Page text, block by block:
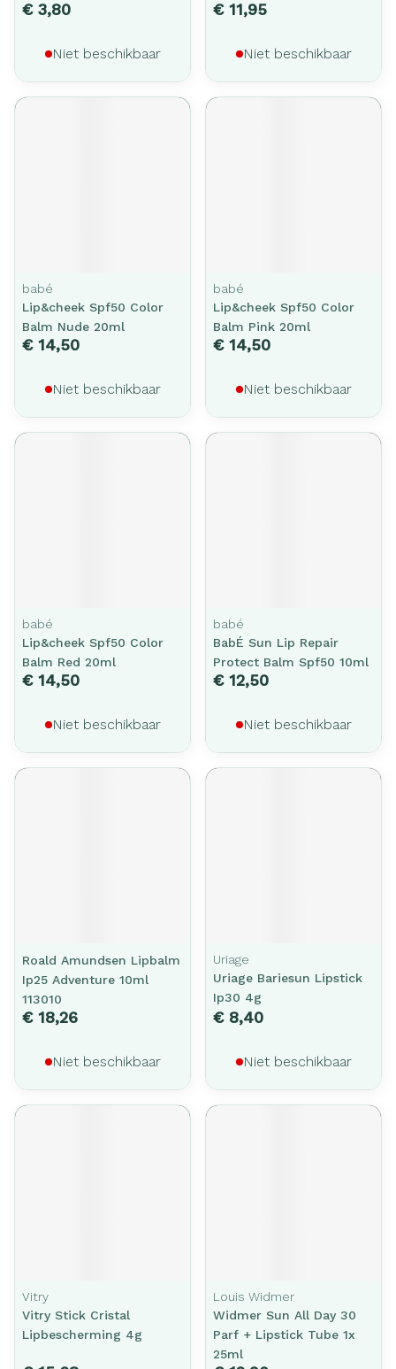
€ 3,80
Niet beschikbaar
€ 11,95
Niet beschikbaar
babé
Lip&cheek Spf50 Color
Balm Nude 20ml
€ 14,50
Niet beschikbaar
babé
Lip&cheek Spf50 Color
Balm Pink 20ml
€ 14,50
Niet beschikbaar
babé
Lip&cheek Spf50 Color
Balm Red 20ml
€ 14,50
Niet beschikbaar
babé
BabÉ Sun Lip Repair
Protect Balm Spf50 10ml
€ 12,50
Niet beschikbaar
Roald Amundsen Lipbalm
Ip25 Adventure 10ml
113010
€ 18,26
Niet beschikbaar
Uriage
Uriage Bariesun Lipstick
Ip30 4g
€ 8,40
Niet beschikbaar
Vitry
Vitry Stick Cristal
Lipbescherming 4g
Louis Widmer
Widmer Sun All Day 30
Parf + Lipstick Tube 1x
25ml